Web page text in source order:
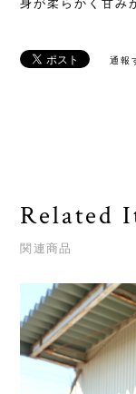
身が柔らかく甘み
通報
Related
関連商品